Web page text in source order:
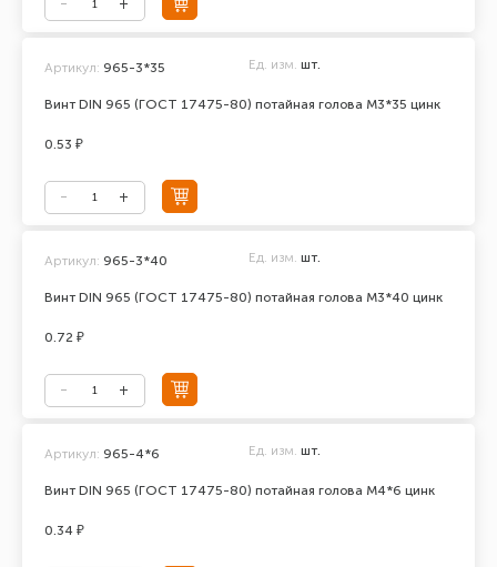
Винт DIN 965 (ГОСТ 17475-80) потайная голова М3*35 цинк
Артикул: 965-3*35 Ед. изм. шт.
0.53 ₽
Винт DIN 965 (ГОСТ 17475-80) потайная голова М3*40 цинк
Артикул: 965-3*40 Ед. изм. шт.
0.72 ₽
Винт DIN 965 (ГОСТ 17475-80) потайная голова М4*6 цинк
Артикул: 965-4*6 Ед. изм. шт.
0.34 ₽